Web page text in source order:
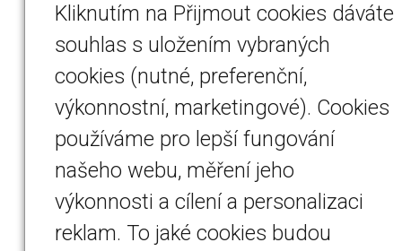
Kliknutím na Přijmout cookies dáváte
souhlas s uložením vybraných
cookies (nutné, preferenční,
výkonnostní, marketingové). Cookies
používáme pro lepší fungování
našeho webu, měření jeho
výkonnosti a cílení a personalizaci
reklam. To jaké cookies budou